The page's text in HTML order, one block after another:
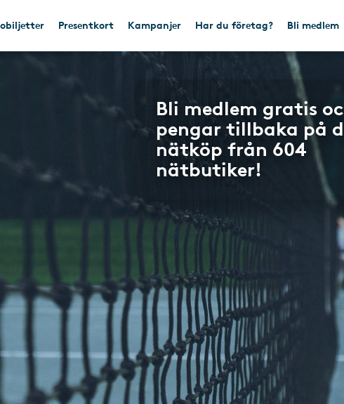
Presentkort Kampanjer Har du företag? Bli medlem
Bli medlem gratis
pengar tillbaka på
nätköp från 604
nätbutiker!